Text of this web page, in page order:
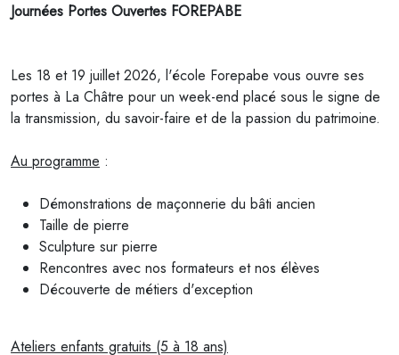
Journées Portes Ouvertes FOREPABE
Les 18 et 19 juillet 2026, l'école Forepabe vous ouvre ses
portes à La Châtre pour un week-end placé sous le signe de
la transmission, du savoir-faire et de la passion du patrimoine.
Au programme :
Démonstrations de maçonnerie du bâti ancien
Taille de pierre
Sculpture sur pierre
Rencontres avec nos formateurs et nos élèves
Découverte de métiers d'exception
Ateliers enfants gratuits (5 à 18 ans)